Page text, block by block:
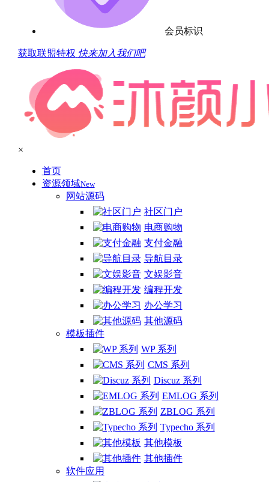
会员标识
获取联盟特权 快来加入我们吧
×
首页
资源领域New
网站源码
社区门户
电商购物
支付金融
导航目录
文娱影音
编程开发
办公学习
其他源码
模板插件
WP 系列
CMS 系列
Discuz 系列
EMLOG 系列
ZBLOG 系列
Typecho 系列
其他模板
其他插件
软件应用